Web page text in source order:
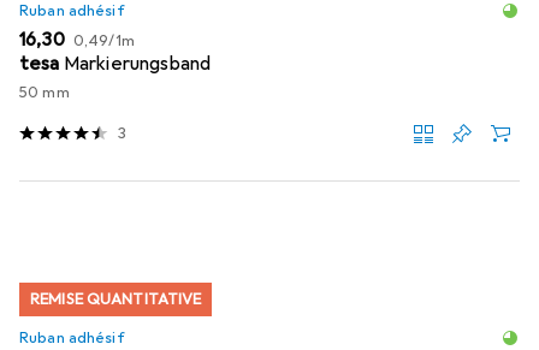
Ruban adhésif
EUR
16,30 EUR
0,49/1m
tesa Markierungsband
50 mm
3
REMISE QUANTITATIVE
Ruban adhésif